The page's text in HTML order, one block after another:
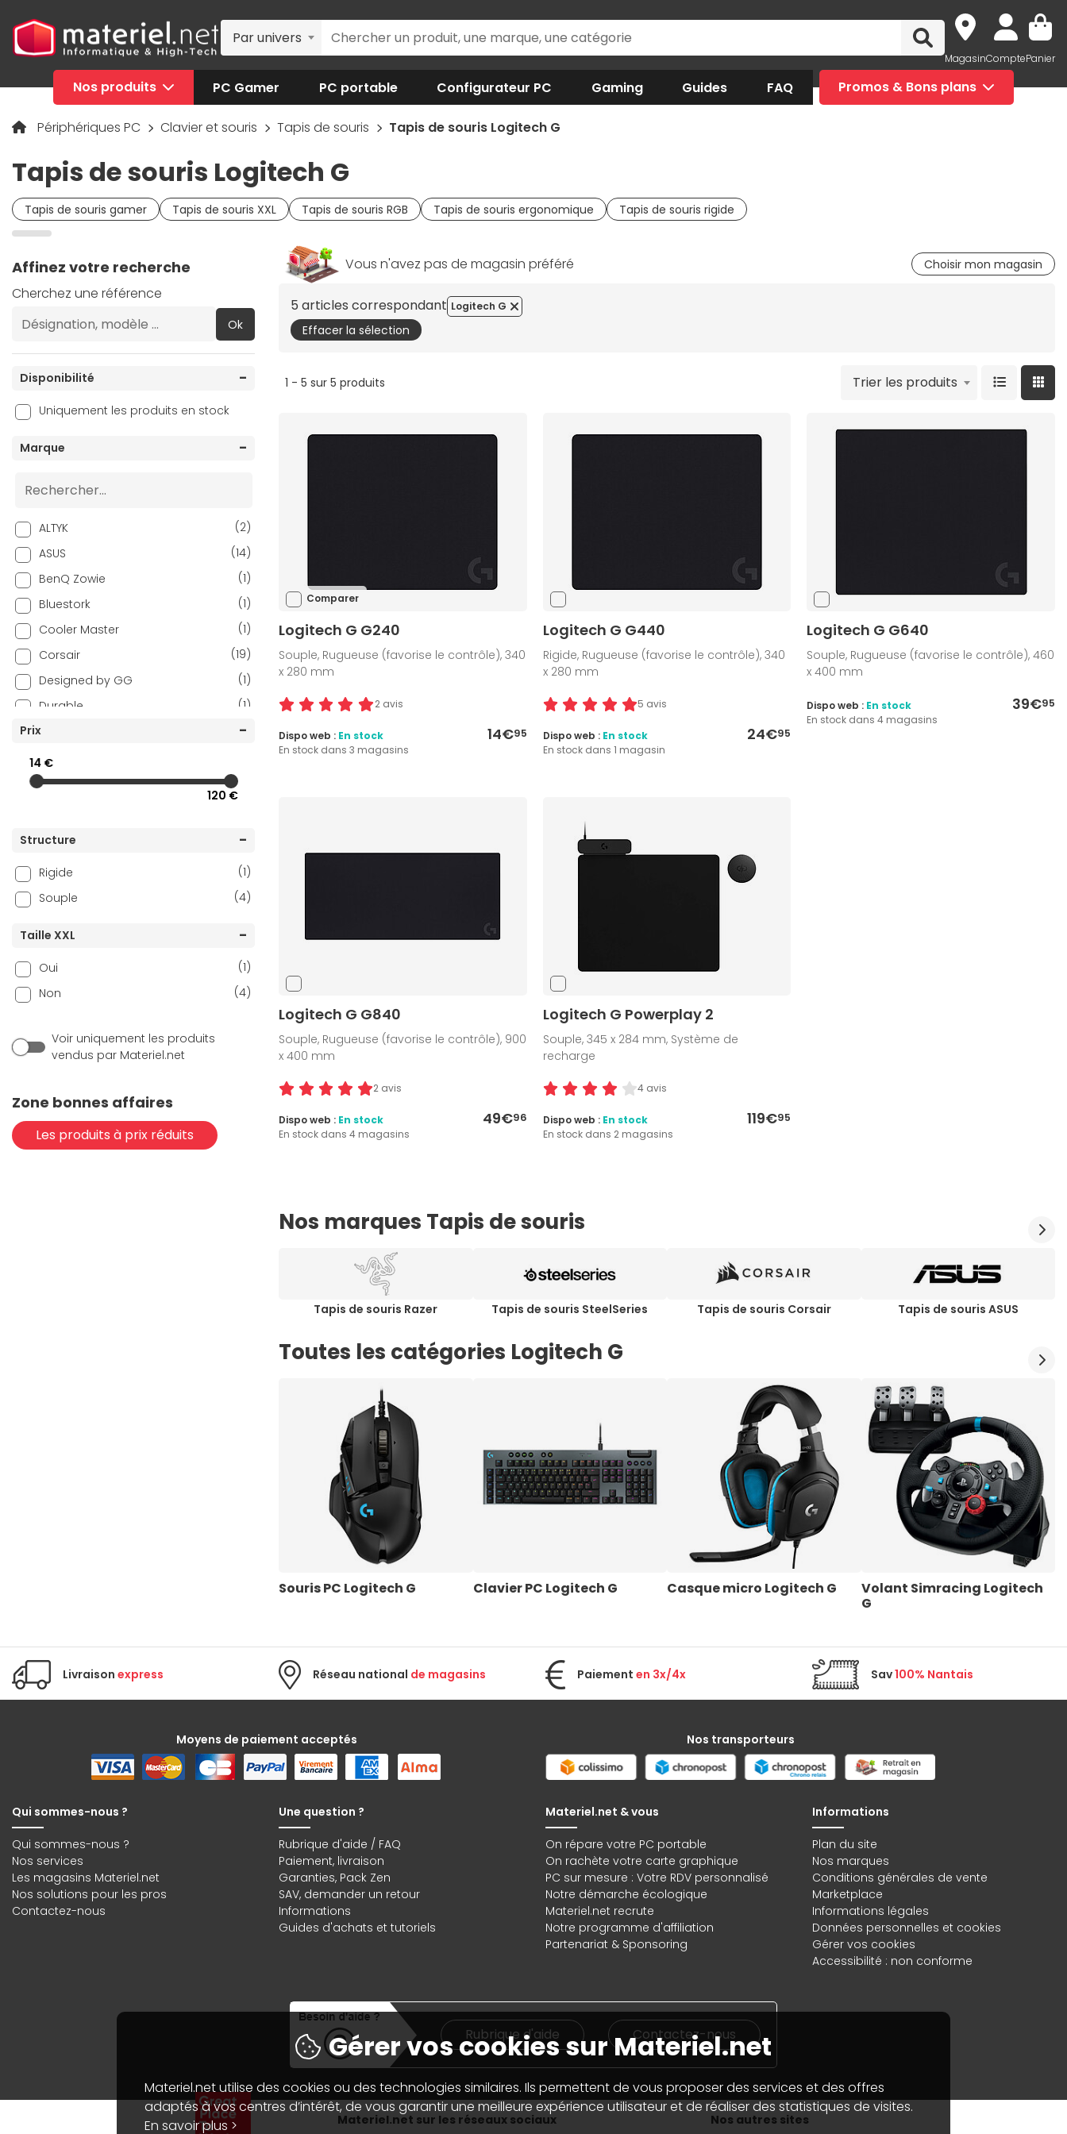
Par univers
MagasinComptePanier
Nos produits PC Gamer PC portable Configurateur PC Gaming Guides FAQ Promos & Bons plans
Périphériques PC Clavier et souris Tapis de souris Tapis de souris Logitech G
Tapis de souris Logitech G
Tapis de souris gamer Tapis de souris XXL Tapis de souris RGB Tapis de souris ergonomique Tapis de souris rigide
Affinez votre recherche
Cherchez une référence
Ok
Disponibilité
Uniquement les produits en stock
Marque
ALTYK
(2)
ASUS
(14)
BenQ Zowie
(1)
Bluestork
(1)
Cooler Master
(1)
Corsair
(19)
Designed by GG
(1)
Durable
(1)
Fellowes
(4)
Fox Spirit
INOVU
(4)
Logitech
NEDIS
(1)
Razer
(27)
REKT
(1)
ROCCAT
(2)
(21)
The G-Lab
Turtle Beach
Prix
14 €
120 €
Structure
Rigide
(1)
Souple
(4)
Taille XXL
Oui
(1)
Non
(4)
Voir uniquement les produits
vendus par Materiel.net
Zone bonnes affaires
Les produits à prix réduits
Vous n'avez pas de magasin préféré Choisir mon magasin
5 articles correspondant
Effacer la sélection
Logitech G
1 - 5 sur 5 produits Trier les produits
Comparer
Logitech G G240
Souple, Rugueuse (favorise le contrôle), 340
x 280 mm
2 avis
14€95
Dispo web : En stock
En stock dans 3 magasins
Logitech G G440
Rigide, Rugueuse (favorise le contrôle), 340
x 280 mm
5 avis
24€95
Dispo web : En stock
En stock dans 1 magasin
Logitech G G640
Souple, Rugueuse (favorise le contrôle), 460
x 400 mm
39€95
Dispo web : En stock
En stock dans 4 magasins
Logitech G G840
Souple, Rugueuse (favorise le contrôle), 900
x 400 mm
2 avis
49€96
Dispo web : En stock
En stock dans 4 magasins
Logitech G Powerplay 2
Souple, 345 x 284 mm, Système de
recharge
4 avis
119€95
Dispo web : En stock
En stock dans 2 magasins
Nos marques Tapis de souris
Tapis de souris Razer Tapis de souris SteelSeries Tapis de souris Corsair Tapis de souris ASUS
Toutes les catégories Logitech G
Souris PC Logitech G Clavier PC Logitech G Casque micro Logitech G
Volant Simracing Logitech
G
Livraison express Réseau national de magasins Paiement en 3x/4x Sav100% Nantais
Moyens de paiement acceptés Nos transporteurs
Qui sommes-nous ?
Qui sommes-nous ?
Nos services
Les magasins Materiel.net
Nos solutions pour les pros
Contactez-nous
Une question ?
Rubrique d'aide / FAQ
Paiement, livraison
Garanties, Pack Zen
SAV, demander un retour
Informations
Guides d'achats et tutoriels
Materiel.net & vous
On répare votre PC portable
On rachète votre carte graphique
PC sur mesure : Votre RDV personnalisé
Notre démarche écologique
Materiel.net recrute
Notre programme d'affiliation
Partenariat & Sponsoring
Informations
Plan du site
Nos marques
Conditions générales de vente
Marketplace
Informations légales
Données personnelles et cookies
Gérer vos cookies
Accessibilité : non conforme
Rubrique d'aide Contactez-nous
Materiel.net sur les réseaux sociaux Nos autres sites
Gérer vos cookies sur Materiel.net
Materiel.net utilise des cookies ou des technologies similaires. Ils permettent de vous proposer des services et des offres
adaptés à vos centres d’intérêt, de vous garantir une meilleure expérience utilisateur et de réaliser des statistiques de visites.
En savoir plus >